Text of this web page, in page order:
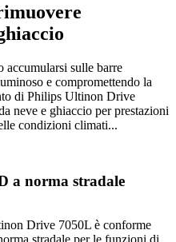
accumularsi sulle barre
e compromettendo la
di Philips Ultinon Drive
neve e ghiaccio per prestazioni
condizioni climati...
a norma stradale
Drive 7050L è conforme
stradale per le funzioni di